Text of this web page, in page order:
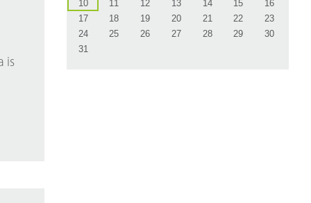
is
10
11 12 13 14 15
16
17
18 19 20 21 22
23
24
25 26 27 28 29
30
31